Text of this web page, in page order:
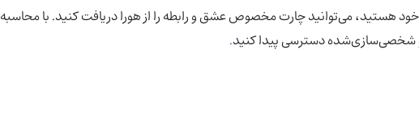
خود هستید، می‌توانید چارت مخصوص عشق و رابطه را از هورا دریافت کنید. با محاسبه
و شخصی‌سازی‌شده دسترسی پیدا کنید.